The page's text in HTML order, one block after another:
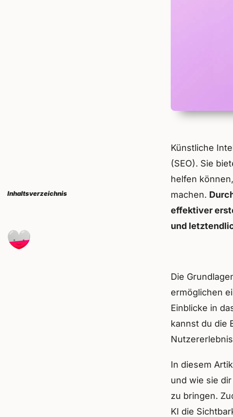
Inhaltsverzeichnis
Künstliche
(SEO). Sie
helfen
machen.
effektiver
und
Die
ermöglichen
Einblicke in
kannst du die
In diesem
und wie sie
zu bringen.
KI die